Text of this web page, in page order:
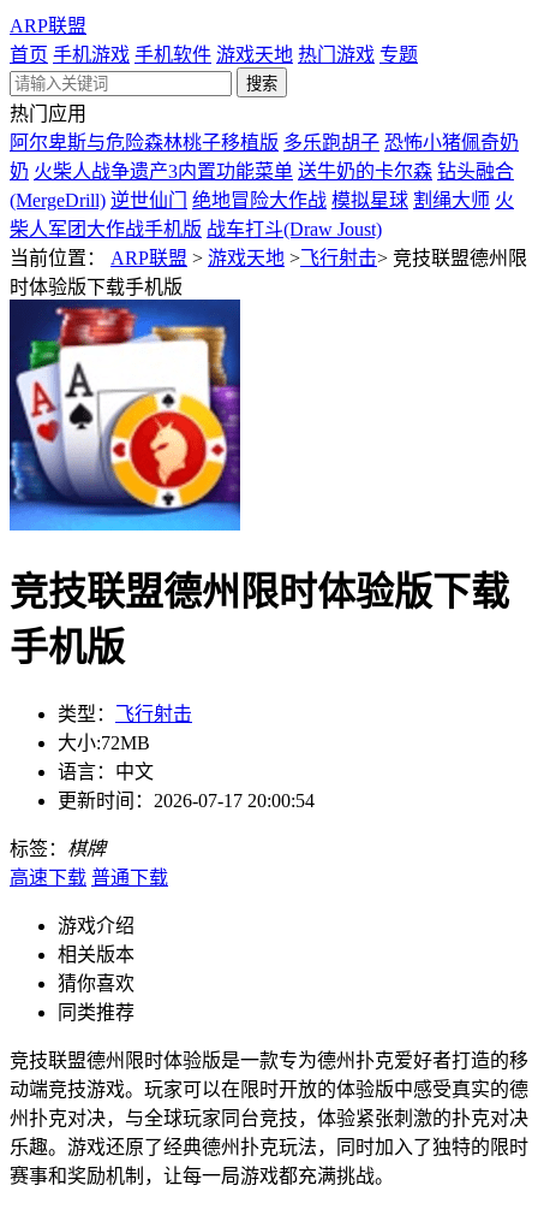
ARP联盟
首页 手机游戏 手机软件 游戏天地 热门游戏 专题
热门应用
阿尔卑斯与危险森林桃子移植版 多乐跑胡子 恐怖小猪佩奇奶
奶 火柴人战争遗产3内置功能菜单 送牛奶的卡尔森 钻头融合
(MergeDrill) 逆世仙门 绝地冒险大作战 模拟星球 割绳大师 火
柴人军团大作战手机版 战车打斗(Draw Joust)
当前位置： ARP联盟 > 游戏天地 >飞行射击> 竞技联盟德州限
时体验版下载手机版
竞技联盟德州限时体验版下载
手机版
类型： 飞行射击
大小:72MB
语言： 中文
更新时间： 2026-07-17 20:00:54
标签： 棋牌
高速下载 普通下载
游戏介绍
相关版本
猜你喜欢
同类推荐
竞技联盟德州限时体验版是一款专为德州扑克爱好者打造的移
动端竞技游戏。玩家可以在限时开放的体验版中感受真实的德
州扑克对决，与全球玩家同台竞技，体验紧张刺激的扑克对决
乐趣。游戏还原了经典德州扑克玩法，同时加入了独特的限时
赛事和奖励机制，让每一局游戏都充满挑战。